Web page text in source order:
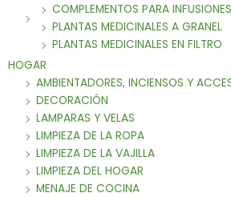
COMPLEMENTOS PARA
PLANTAS MEDICINALES A GRANEL
PLANTAS MEDICINALES EN FILTRO
HOGAR
AMBIENTADORES, INCIENSOS Y
DECORACIÓN
LAMPARAS Y VELAS
LIMPIEZA DE LA ROPA
LIMPIEZA DE LA VAJILLA
LIMPIEZA DEL HOGAR
MENAJE DE COCINA